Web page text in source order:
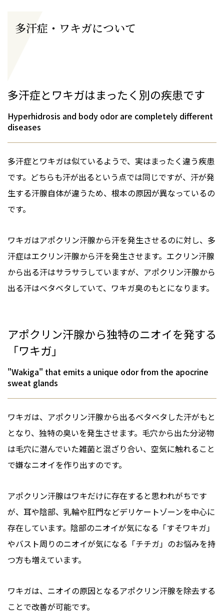
多汗症・ワキガについて
多汗症とワキガはまったく別の疾患です
Hyperhidrosis and body odor are completely different
diseases
多汗症とワキガは似ているようで、実はまったく違う疾患
です。どちらも汗が出るという点では同じですが、汗が発
生する汗腺自体が違うため、根本の原因が異なっているの
です。
ワキガはアポクリン汗腺から汗を発生させるのに対し、多
汗症はエクリン汗腺から汗を発生させます。エクリン汗腺
から出る汗はサラサラしていますが、アポクリン汗腺から
出る汗はベタベタしていて、ワキガ臭のもとになります。
アポクリン汗腺から独特のニオイを発する
「ワキガ」
"Wakiga" that emits a unique odor from the apocrine
sweat glands
ワキガは、アポクリン汗腺から出るベタベタした汗がもと
となり、独特の臭いを発生させます。毛穴から出た分泌物
は毛穴に潜んでいた雑菌と混ざり合い、空気に触れること
で嫌なニオイを作り出すのです。
アポクリン汗腺はワキだけに存在すると思われがちです
が、耳や陰部、乳輪や肛門などデリケートゾーンを中心に
存在しています。陰部のニオイが気になる「すそワキガ」
やバスト周りのニオイが気になる「チチガ」のお悩みを持
つ方も増えています。
ワキガは、ニオイの原因となるアポクリン汗腺を除去する
ことで改善が可能です。